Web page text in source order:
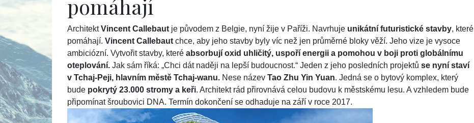
pomáhají
ArchitektVincent Callebaut je původem z Belgie, nyní žije v Paříži. Navrhuje unikátní futuristické stavby, které
pomáhají. Vincent Callebaut chce, aby jeho stavby byly víc než jen průměrné bloky věží. Jeho vize je vysoce
ambiciózní. Vytvořit stavby, které absorbují oxid uhličitý, uspoří energii a pomohou v boji proti globálnímu
oteplování. Jak sám říká: „Chci dát naději na lepší budoucnost.“ Jeden z jeho posledních projektů se nyní staví
v Tchaj-Peji, hlavním městě Tchaj-wanu. Nese název Tao Zhu Yin Yuan. Jedná se o bytový komplex, který
bude pokrytý 23.000 stromy a keři. Architekt rád přirovnává celou budovu k městskému lesu. A vzhledem bude
připomínat šroubovici DNA. Termín dokončení se odhaduje na září v roce 2017.